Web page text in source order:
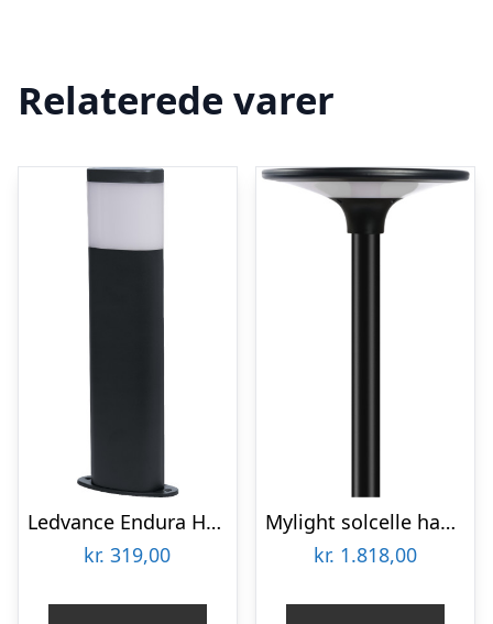
Relaterede varer
Ledvance Endura Hybrid Dallas solcelle havelampe
kr. 319,00
Mylight solcelle havelampe, 3000K
kr. 1.818,00